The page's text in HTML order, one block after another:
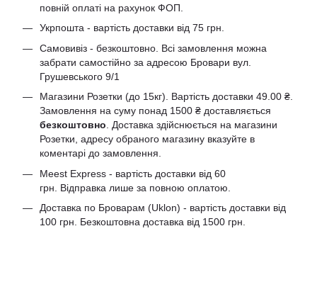
повній оплаті на рахунок ФОП.
Укрпошта - вартість доставки від 75 грн.
Самовивіз - безкоштовно. Всі замовлення можна
забрати самостійно за адресою Бровари вул.
Грушевського 9/1
Магазини Розетки (до 15кг). Вартість доставки 49.00 ₴.
Замовлення на суму понад 1500 ₴ доставляється
безкоштовно . Доставка здійснюється на магазини
Розетки, адресу обраного магазину вказуйте в
коментарі до замовлення.
Meest Express - вартість доставки від 60
грн. Відправка лише за повною оплатою.
Доставка по Броварам (Uklon) - вартість доставки від
100 грн. Безкоштовна доставка від 1500 грн.